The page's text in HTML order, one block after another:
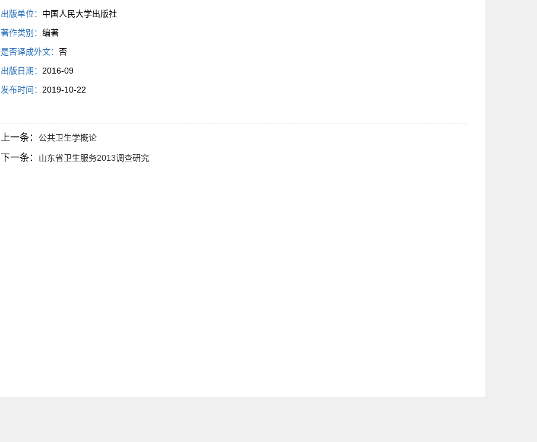
出版单位： 中国人民大学出版社
著作类别： 编著
是否译成外文： 否
出版日期： 2016-09
发布时间： 2019-10-22
上一条： 公共卫生学概论
下一条： 山东省卫生服务2013调查研究